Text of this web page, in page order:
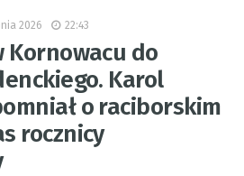
2026 22:43
Kornowacu do
Karol
o raciborskim
rocznicy